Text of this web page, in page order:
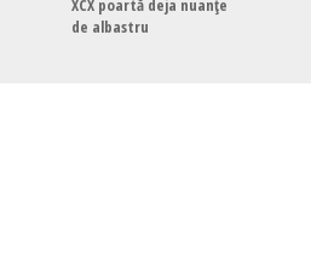
XCX poartă deja nuanțe
de albastru